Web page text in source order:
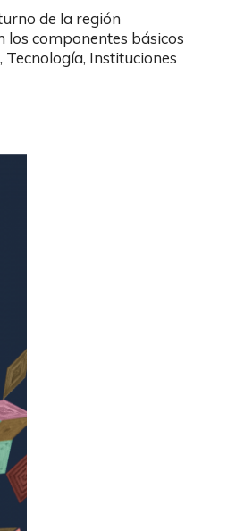
de la región
componentes básicos
Instituciones